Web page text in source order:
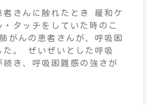
者さんに触れたとき 緩和ケ
タッチをしていた時のこ
がんの患者さんが、呼吸困
た。 ぜいぜいとした呼吸
続き、呼吸困難感の強さが